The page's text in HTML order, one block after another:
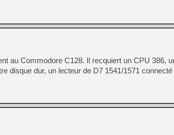
au Commodore C128. Il recquiert un CPU 386,
disque dur, un lecteur de D7 1541/1571